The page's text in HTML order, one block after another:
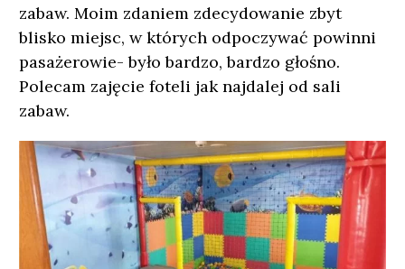
zabaw. Moim zdaniem zdecydowanie zbyt
blisko miejsc, w których odpoczywać powinni
pasażerowie- było bardzo, bardzo głośno.
Polecam zajęcie foteli jak najdalej od sali
zabaw.